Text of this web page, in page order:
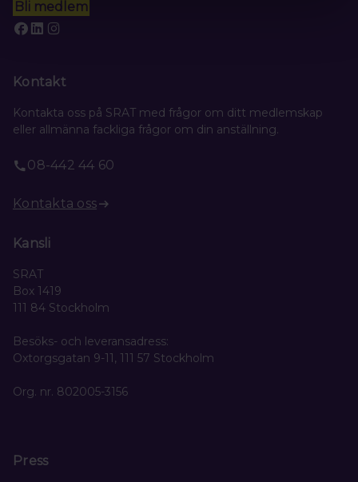
Bli medlem
Kontakt
Kontakta oss på SRAT med frågor om ditt medlemskap
eller allmänna fackliga frågor om din anställning.
08-442 44 60
Kontakta oss
Kansli
SRAT
Box 1419
111 84 Stockholm
Besöks- och leveransadress:
Oxtorgsgatan 9-11, 111 57 Stockholm
Org. nr. 802005-3156
Press